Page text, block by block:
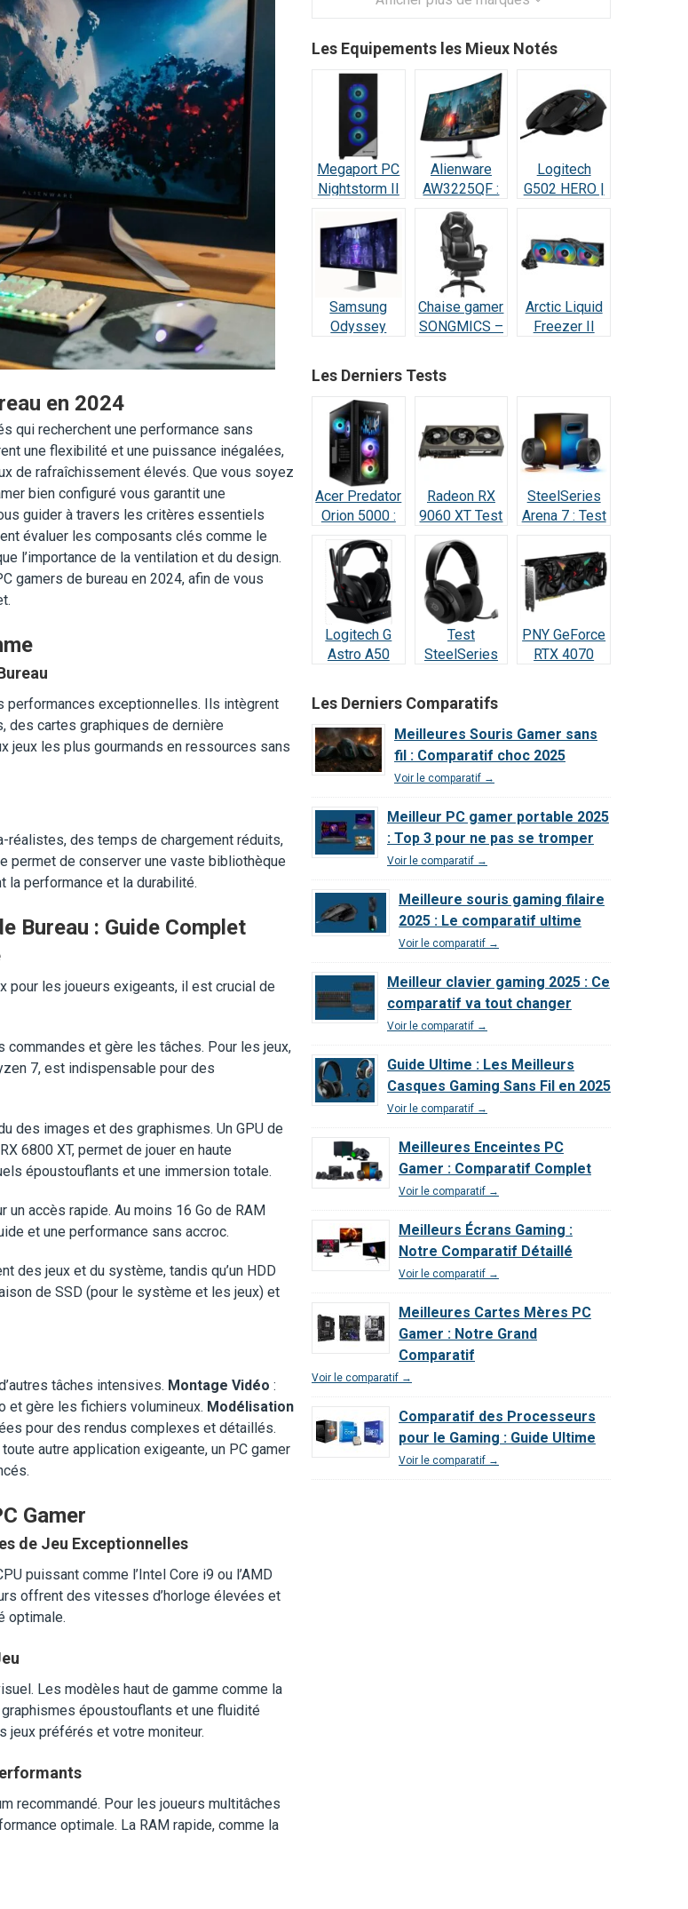
en 2024
qui recherchent une performance sans
une flexibilité et une puissance inégalées,
de rafraîchissement élevés. Que vous soyez
bien configuré vous garantit une
guider à travers les critères essentiels
évaluer les composants clés comme le
l’importance de la ventilation et du design.
gamers de bureau en 2024, afin de vous
performances exceptionnelles. Ils intègrent
des cartes graphiques de dernière
jeux les plus gourmands en ressources sans
réalistes, des temps de chargement réduits,
permet de conserver une vaste bibliothèque
la performance et la durabilité.
Bureau : Guide Complet
pour les joueurs exigeants, il est crucial de
et gère les tâches. Pour les jeux,
7, est indispensable pour des
des images et des graphismes. Un GPU de
6800 XT, permet de jouer en haute
époustouflants et une immersion totale.
accès rapide. Au moins 16 Go de RAM
et une performance sans accroc.
des jeux et du système, tandis qu’un HDD
de SSD (pour le système et les jeux) et
tâches intensives. Montage Vidéo :
et gère les fichiers volumineux. Modélisation
pour des rendus complexes et détaillés.
autre application exigeante, un PC gamer
Gamer
de Jeu Exceptionnelles
puissant comme l’Intel Core i9 ou l’AMD
offrent des vitesses d’horloge élevées et
optimale.
Les modèles haut de gamme comme la
graphismes époustouflants et une fluidité
jeux préférés et votre moniteur.
recommandé. Pour les joueurs multitâches
optimale. La RAM rapide, comme la
Les Equipements les Mieux Notés
Megaport PC
Nightstorm II
Test et Avis
Alienware
AW3225QF :
Test Écran
Gaming QD-
OLED 4K
240Hz
Logitech
G502 HERO |
des Gamers
Samsung
Odyssey
Écran Ultra-
Performant –
Test & Avis
Chaise gamer
SONGMICS –
Arctic Liquid
Freezer II
Les Derniers Tests
Acer Predator
Orion 5000 :
Test Complet
RTX 5070
(2026)
Radeon RX
9060 XT Test
Avis 2026 : la
meilleure
carte à 498 €
?
SteelSeries
Arena 7 : Test
Vraiment
incroyable ?
Logitech G
Astro A50
Notre Test
Complet et
Avis 2026
Test
SteelSeries
Wireless : Le
meilleur
rapport
qualité/prix
de 2026 ?
PNY GeForce
RTX 4070
Les Derniers Comparatifs
Meilleures Souris Gamer sans
fil : Comparatif choc 2025
Voir le comparatif →
Meilleur PC gamer portable 2025
: Top 3 pour ne pas se tromper
Voir le comparatif →
Meilleure souris gaming filaire
2025 : Le comparatif ultime
Voir le comparatif →
Meilleur clavier gaming 2025 : Ce
comparatif va tout changer
Voir le comparatif →
Guide Ultime : Les Meilleurs
Casques Gaming Sans Fil en 2025
Voir le comparatif →
Meilleures Enceintes PC
Gamer : Comparatif Complet
Voir le comparatif →
Meilleurs Écrans Gaming :
Notre Comparatif Détaillé
Voir le comparatif →
Meilleures Cartes Mères PC
Gamer : Notre Grand
Comparatif
Voir le comparatif →
Comparatif des Processeurs
pour le Gaming : Guide Ultime
Voir le comparatif →